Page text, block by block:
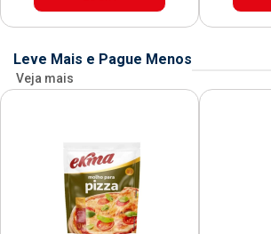
Leve Mais e Pague Menos
Veja mais